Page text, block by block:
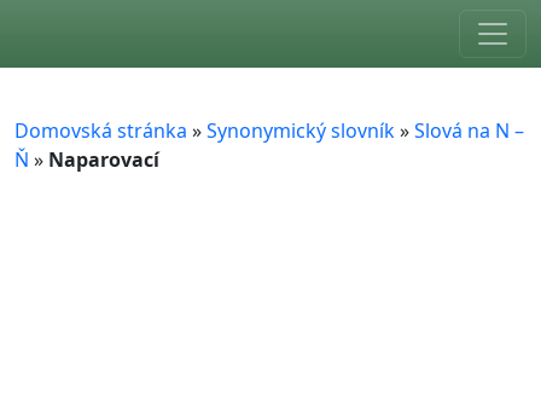
Domovská stránka »Synonymický slovník»Slová na N –
Ň » Naparovací